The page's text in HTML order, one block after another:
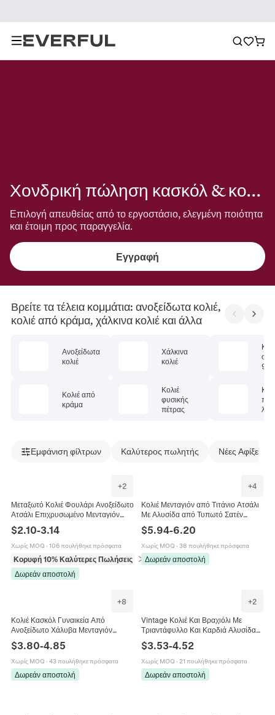
Χονδρική πώληση κασκόλ & κολιέ
Επιλογή απευθείας από το εργοστάσιο, ελεγμένη ποιότητα
και έτοιμη προς παραγγελία.
Εγγραφή
Βρείτε τα τέλεια κομμάτια: ανοξείδωτα κολιέ,
κολιέ από κράμα, χάλκινα κολιέ και άλλα
Ανοξείδωτα
κολιέ
Κολιέ από
κράμα
Χάλκινα
κολιέ
Κολιέ
φυσικής
πέτρας
925
Εμφάνιση φίλτρων Καλύτερος πωλητής Νέες Αφίξεις
+2
Μεταξωτό Κολιέ Φουλάρι Ανοξείδωτο
Ατσάλι Επιχρυσωμένο Μενταγιόν
Καρδιά Φεγγάρι Ήλιος Boho
Κορδέλα Για Γυναίκες
$2.10-3.14
Χωρίς MOQ · 106 πουλήθηκε πρόσφατα
Κορυφή 10% Καλύτερες Πωλήσεις
σε Κολιέ
Δωρεάν αποστολή
+4
Κολιέ Μενταγιόν από Τιτάνιο Ατσάλι
Με Αλυσίδα από Τυπωτό Σατέν
Μαντήλι Μποέμ Κοσμήματα Κοχύλι
Αστερίας Καρδιά Λουλούδι για
Γυναίκες
$5.94-6.20
Χωρίς MOQ · 38 πουλήθηκε πρόσφατα
Δωρεάν αποστολή
+8
Κολιέ Κασκόλ Γυναικεία Από
Ανοξείδωτο Χάλυβα Μενταγιόν
Καρδιά Ήλιος Φλοράλ Μεταξωτή
Κορδέλα Choker Vintage
$3.80-4.85
Χωρίς MOQ · 43 πουλήθηκε πρόσφατα
Δωρεάν αποστολή
+2
Vintage Κολιέ Και Βραχιόλι Με
Τριαντάφυλλο Και Καρδιά Αλυσίδα
Από Ανοξείδωτο Χάλυβα Με
Πολυεστερικό Σατέν Κόσμημα Για
Γυναίκες
$3.53-4.52
Χωρίς MOQ · 21 πουλήθηκε πρόσφατα
Δωρεάν αποστολή